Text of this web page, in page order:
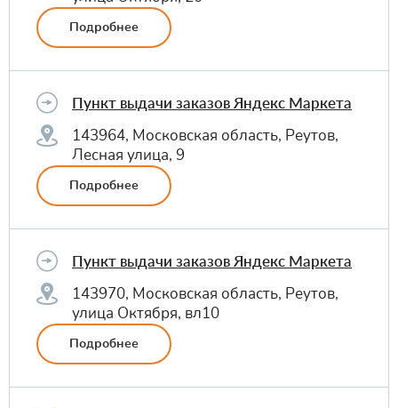
Подробнее
Пункт выдачи заказов Яндекс Маркета
143964, Московская область, Реутов,
Лесная улица, 9
Подробнее
Пункт выдачи заказов Яндекс Маркета
143970, Московская область, Реутов,
улица Октября, вл10
Подробнее